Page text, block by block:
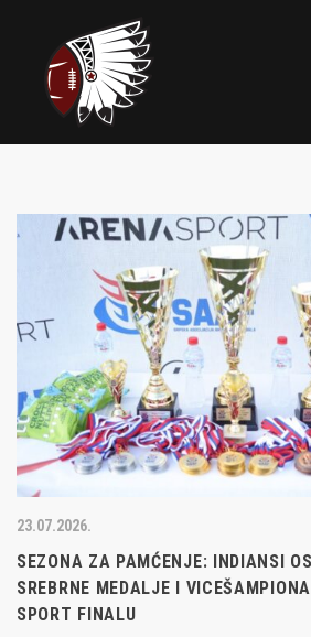
23.07.2026.
SEZONA ZA PAMĆENJE: INDIANSI
SREBRNE MEDALJE I
SPORT FINALU